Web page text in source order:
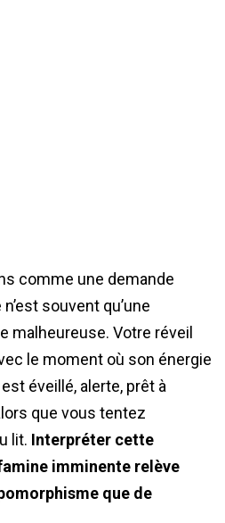
comme une demande
souvent qu’une
malheureuse. Votre réveil
le moment où son énergie
éveillé, alerte, prêt à
que vous tentez
lit. Interpréter cette
imminente relève
que de